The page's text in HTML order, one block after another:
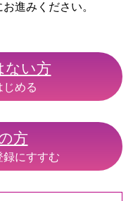
進みください。
ない方
じめる
方
録にすすむ